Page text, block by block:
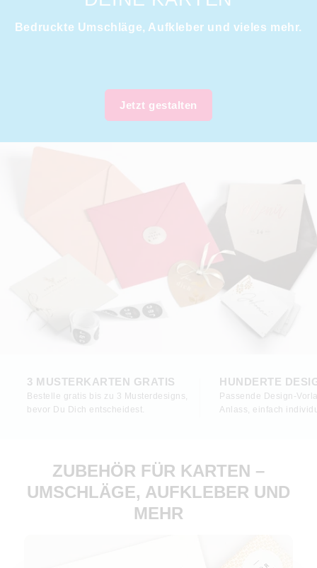
Bedruckte Umschläge, Aufkleber und vieles mehr.
Jetzt gestalten
3 MUSTERKARTEN GRATIS
Bestelle gratis bis zu 3 Musterdesigns,
bevor Du Dich entscheidest.
HUNDERTE
Passende Design-
Anlass, einfach
ZUBEHÖR FÜR KARTEN –
UMSCHLÄGE, AUFKLEBER UND
MEHR